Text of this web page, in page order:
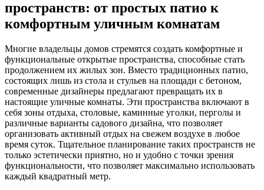
пространств: от простых патио к
комфортным уличным комнатам
Многие владельцы домов стремятся создать комфортные и
функциональные открытые пространства, способные стать
продолжением их жилых зон. Вместо традиционных патио,
состоящих лишь из стола и стульев на площади с бетоном,
современные дизайнеры предлагают превращать их в
настоящие уличные комнаты. Эти пространства включают в
себя зоны отдыха, столовые, каминные уголки, перголы и
различные варианты садового дизайна, что позволяет
организовать активный отдых на свежем воздухе в любое
время суток. Тщательное планирование таких пространств не
только эстетически приятно, но и удобно с точки зрения
функциональности, что позволяет максимально использовать
каждый квадратный метр.